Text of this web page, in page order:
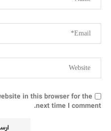
in this browser for the
next time I comment.